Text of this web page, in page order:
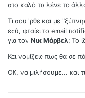
στο καλό το λένε το
Τι σου 'ρθε και με
εσύ, φταίει το email
για τον Νικ Μάρβελ; Το
Και νομίζεις πως θα σε
OK, να μιλήσουμε... και